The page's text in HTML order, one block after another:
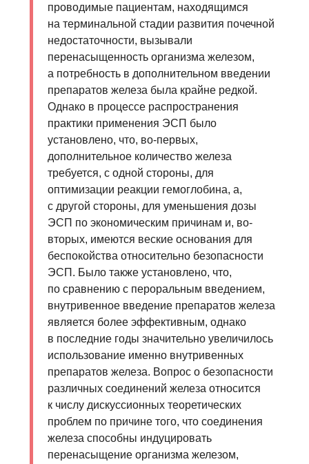
проводимые пациентам, находящимся
на терминальной стадии развития почечной
недостаточности, вызывали
перенасыщенность организма железом,
а потребность в дополнительном введении
препаратов железа была крайне редкой.
Однако в процессе распространения
практики применения ЭСП было
установлено, что, во-первых,
дополнительное количество железа
требуется, с одной стороны, для
оптимизации реакции гемоглобина, а,
с другой стороны, для уменьшения дозы
ЭСП по экономическим причинам и, во-
вторых, имеются веские основания для
беспокойства относительно безопасности
ЭСП. Было также установлено, что,
по сравнению с пероральным введением,
внутривенное введение препаратов железа
является более эффективным, однако
в последние годы значительно увеличилось
использование именно внутривенных
препаратов железа. Вопрос о безопасности
различных соединений железа относится
к числу дискуссионных теоретических
проблем по причине того, что соединения
железа способны индуцировать
перенасыщение организма железом,